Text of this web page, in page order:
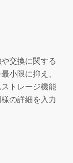
交換に関する
小限に抑え、
トレージ機能
の詳細を入力